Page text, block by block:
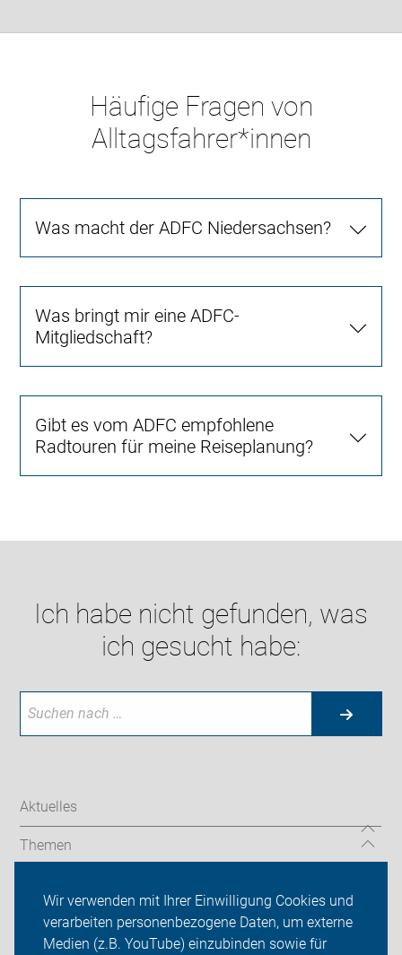
Wir verwenden mit Ihrer Einwilligung Cookies und
verarbeiten personenbezogene Daten, um externe
Medien (z.B. YouTube) einzubinden sowie für
Häufige Fragen von
Alltagsfahrer*innen
Was macht der ADFC Niedersachsen?
Was bringt mir eine ADFC-
Mitgliedschaft?
Gibt es vom ADFC empfohlene
Radtouren für meine Reiseplanung?
Ich habe nicht gefunden, was
ich gesucht habe:
Aktuelles
Themen
ADFC Niedersachsen